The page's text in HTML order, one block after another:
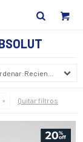
Recientes
Quitar filtros